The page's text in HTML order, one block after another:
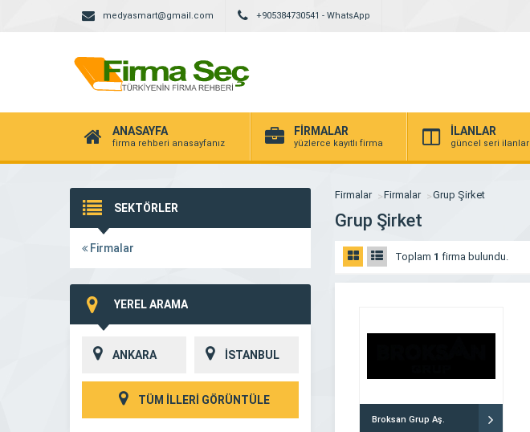
medyasmart@gmail.com +905384730541 - WhatsApp
ANASAYFA
firma rehberi anasayfanız
FİRMALAR
yüzlerce kayıtlı firma
İLANLAR
güncel seri ilanlar
SEKTÖRLER
Firmalar
YEREL ARAMA
ANKARA İSTANBUL
TÜM İLLERİ GÖRÜNTÜLE
Firmalar Firmalar Grup Şirket
Grup Şirket
Toplam 1 firma bulundu.
Broksan Grup Aş.